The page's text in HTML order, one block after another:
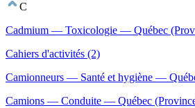
C
Cadmium — Toxicologie — Québec
Cahiers d'activités (2)
Camionneurs — Santé et hygiène —
Camions — Conduite — Québec